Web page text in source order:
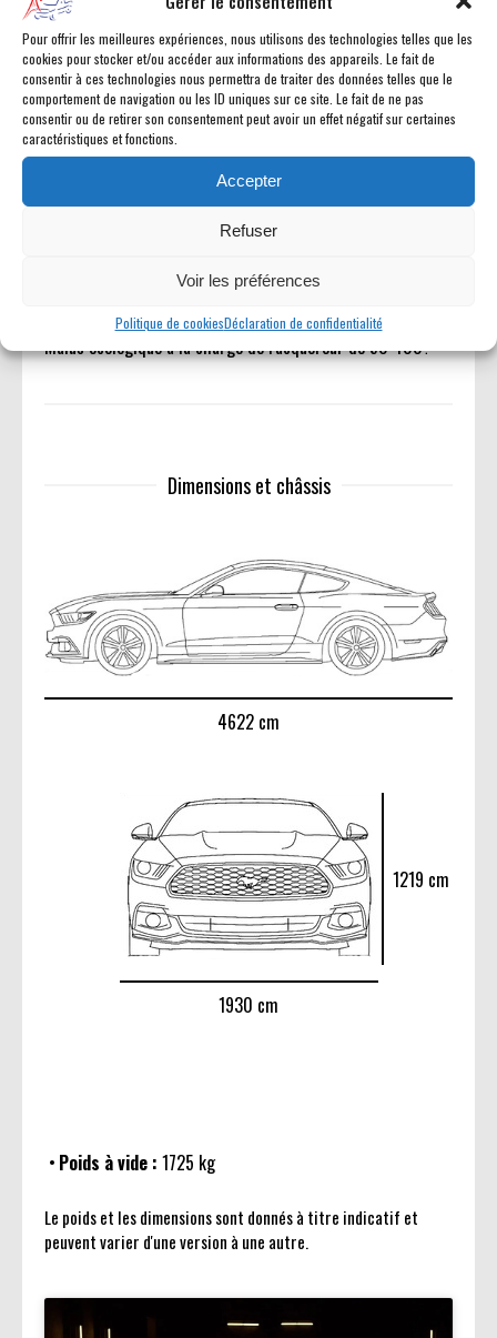
Pour offrir les meilleures expériences, nous utilisons des technologies telles que les
cookies pour stocker et/ou accéder aux informations des appareils. Le fait de
consentir à ces technologies nous permettra de traiter des données telles que le
comportement de navigation ou les ID uniques sur ce site. Le fait de ne pas
consentir ou de retirer son consentement peut avoir un effet négatif sur certaines
caractéristiques et fonctions.
Accepter
Refuser
Voir les préférences
Politique de cookiesDéclaration de confidentialité
Confort & Équipements
Front Lift avec fonction mémoire / Caméras HD avant et
arrière avec vues multiples / Aide au stationnement arrière
/
Sécurité & Aides à la conduite
Freinage d?urgence automatique / Freinage détection
piétons et cyclistes / Alerte collision avant / Alerte d?
angle mort / Alerte de trafic transversal arrière / Aide au
Système d?airbags frontaux et latéraux /
Malus écologique à la charge de l'acquéreur de 50 400?
Dimensions et châssis
4622 cm
1930 cm
1219 cm
Poids à vide : 1725 kg
Le poids et les dimensions sont donnés à titre indicatif et
peuvent varier d'une version à une autre.